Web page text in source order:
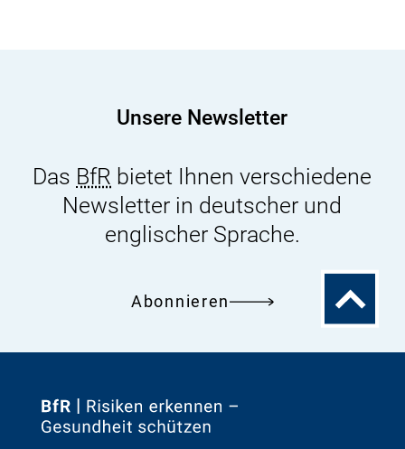
Alimentarius
Unsere Newsletter
Das BfR bietet Ihnen verschiedene
Newsletter in deutscher und
englischer Sprache.
Abonnieren
Zum
Zur